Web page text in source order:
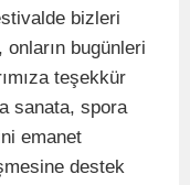
bizleri
bugünleri
teşekkür
sanata, spora
emanet
destek